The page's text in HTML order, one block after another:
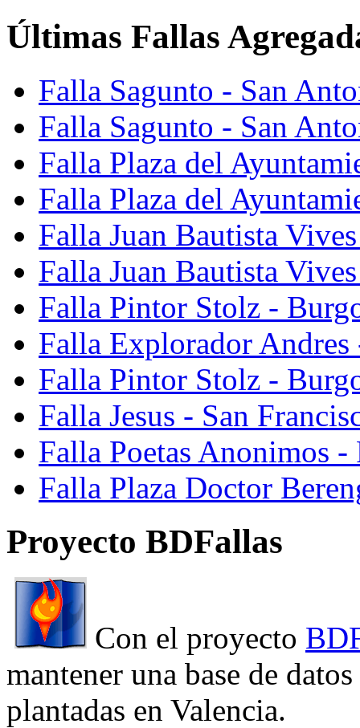
Últimas Fallas
Falla Sagunto - San
Falla Sagunto - San
Falla Plaza del
Falla Plaza del
Falla Juan Bautista
Falla Juan Bautista
Falla Pintor Stolz -
Falla Explorador Andres
Falla Pintor Stolz -
Falla Jesus - San
Falla Poetas Anonimos
Falla Plaza Doctor
Proyecto BDFallas
Con el proyecto
mantener una base de
plantadas en Valencia.